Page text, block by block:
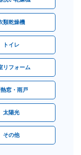
類乾燥機
トイレ
リフォーム
熱窓・雨戸
太陽光
その他